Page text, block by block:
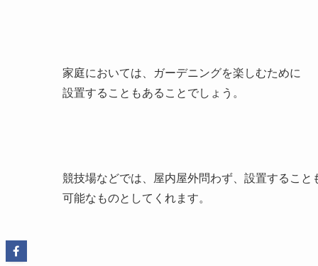
家庭においては、ガーデニングを楽しむために
設置することもあることでしょう。
競技場などでは、屋内屋外問わず、設置すること
可能なものとしてくれます。